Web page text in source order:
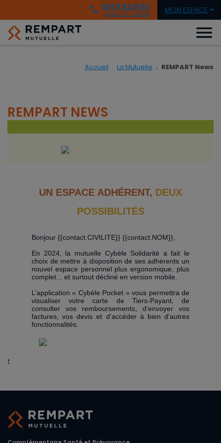
phone 0970 82 81 80
appel non surtaxé MON ESPACE
menu
Accueil La Mutuelle REMPART News
REMPART NEWS
UN ESPACE ADHÉRENT, DEUX
POSSIBILITÉS
Bonjour {{contact.CIVILITE}} {{contact.NOM}},
En 2024, la mutuelle Cybèle Solidarité a fait le
choix de mettre à disposition de ses adhérents un
nouvel espace personnel plus ergonomique, plus
complet... et surtout décliné en version mobile.
L’application « Cybèle Pocket » vous permettra de
visualiser votre carte de Tiers-Payant, de
consulter vos remboursements, d’envoyer vos
factures, vos devis et d'accéder à bien d'autres
fonctionnalités.
t